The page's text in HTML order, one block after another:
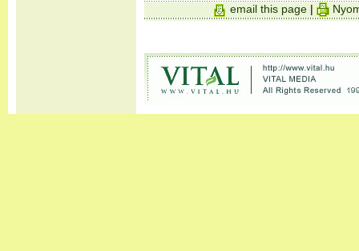
email this page |